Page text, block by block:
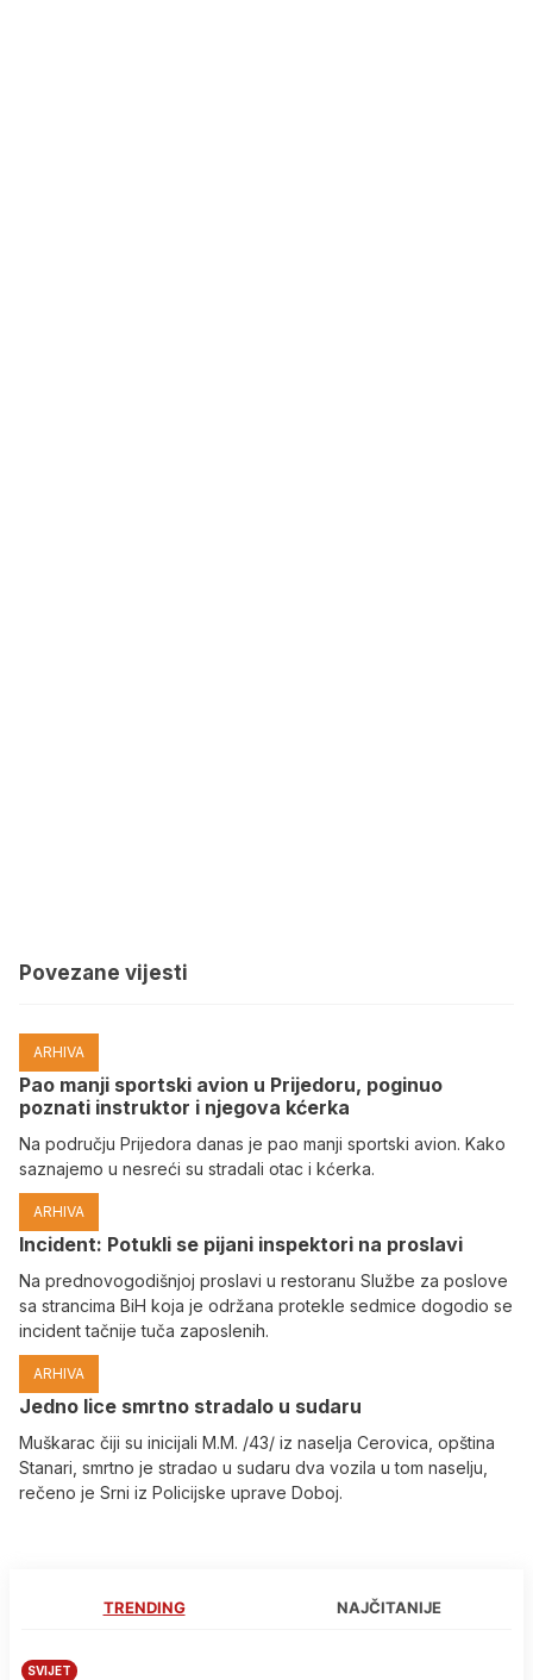
Povezane vijesti
ARHIVA
Pao manji sportski avion u Prijedoru, poginuo
poznati instruktor i njegova kćerka
Na području Prijedora danas je pao manji sportski avion. Kako
saznajemo u nesreći su stradali otac i kćerka.
ARHIVA
Incident: Potukli se pijani inspektori na proslavi
Na prednovogodišnjoj proslavi u restoranu Službe za poslove
sa strancima BiH koja je održana protekle sedmice dogodio se
incident tačnije tuča zaposlenih.
ARHIVA
Јedno lice smrtno stradalo u sudaru
Muškarac čiji su inicijali M.M. /43/ iz naselja Cerovica, opština
Stanari, smrtno je stradao u sudaru dva vozila u tom naselju,
rečeno je Srni iz Policijske uprave Doboj.
TRENDING NAJČITANIJE
SVIJET